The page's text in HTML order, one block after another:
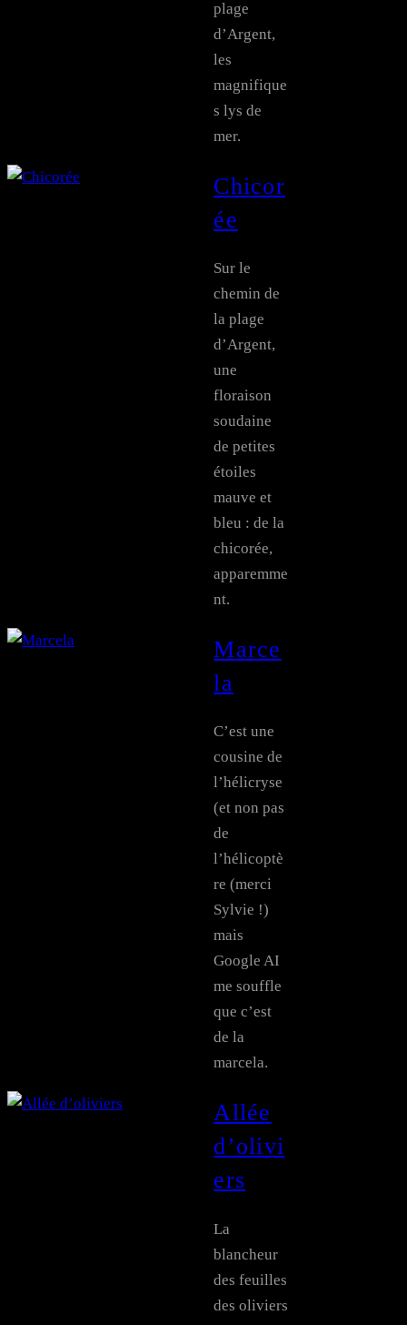
plage
d’Argent,
les
magnifique
s lys de
mer.
Chicor
ée
Sur le
chemin de
la plage
d’Argent,
une
floraison
soudaine
de petites
étoiles
mauve et
bleu : de la
chicorée,
apparemme
nt.
Marce
la
C’est une
cousine de
l’hélicryse
(et non pas
de
l’hélicoptè
re (merci
Sylvie !)
mais
Google AI
me souffle
que c’est
de la
marcela.
Allée
d’olivi
ers
La
blancheur
des feuilles
des oliviers